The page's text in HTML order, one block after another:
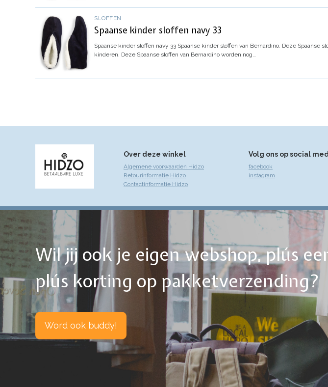
SLOFFEN
Spaanse kinder sloffen navy 33
Spaanse kinder sloffen navy 33 Spaanse kinder sloffen van Bernardino. Deze Spaanse
kinderen. Deze Spaanse sloffen van Bernardino worden nog…
Over deze winkel
Algemene voorwaarden Hidzo
Retourinformatie Hidzo
Contactinformatie Hidzo
Volg ons op social
facebook
instagram
Wil jij ook je eigen webshop, plús
plús korting op pakketverzending?
Word ook buddy!